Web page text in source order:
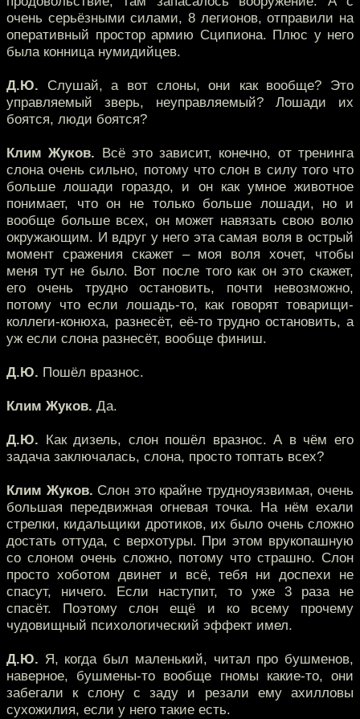
очень серьёзными силами, 8 легионов, отправили на
оперативный простор армию Сципиона. Плюс у него
была конница нумидийцев.
Д.Ю. Слушай, а вот слоны, они как вообще? Это
управляемый зверь, неуправляемый? Лошади их
боятся, люди боятся?
Клим Жуков. Всё это зависит, конечно, от тренинга
слона очень сильно, потому что слон в силу того что
больше лошади гораздо, и он как умное животное
понимает, что он не только больше лошади, но и
вообще больше всех, он может навязать свою волю
окружающим. И вдруг у него эта самая воля в острый
момент сражения скажет – моя воля хочет, чтобы
меня тут не было. Вот после того как он это скажет,
его очень трудно остановить, почти невозможно,
потому что если лошадь-то, как говорят товарищи-
коллеги-конюха, разнесёт, её-то трудно остановить, а
уж если слона разнесёт, вообще финиш.
Д.Ю. Пошёл вразнос.
Клим Жуков. Да.
Д.Ю. Как дизель, слон пошёл вразнос. А в чём его
задача заключалась, слона, просто топтать всех?
Клим Жуков. Слон это крайне трудноуязвимая, очень
большая передвижная огневая точка. На нём ехали
стрелки, кидальщики дротиков, их было очень сложно
достать оттуда, с верхотуры. При этом врукопашную
со слоном очень сложно, потому что страшно. Слон
просто хоботом двинет и всё, тебя ни доспехи не
спасут, ничего. Если наступит, то уже 3 раза не
спасёт. Поэтому слон ещё и ко всему прочему
чудовищный психологический эффект имел.
Д.Ю. Я, когда был маленький, читал про бушменов,
наверное, бушмены-то вообще гномы какие-то, они
забегали к слону с заду и резали ему ахилловы
сухожилия, если у него такие есть.